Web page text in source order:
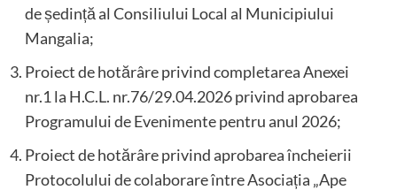
de ședință al Consiliului Local al Municipiului
Mangalia;
Proiect de hotărâre privind completarea Anexei
nr.1 la H.C.L. nr.76/29.04.2026 privind aprobarea
Programului de Evenimente pentru anul 2026;
Proiect de hotărâre privind aprobarea încheierii
Protocolului de colaborare între Asociația „Ape